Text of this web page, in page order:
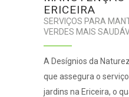
ERICEIRA
SERVIÇOS PARA
VERDES MAIS
A Desígnios da
que assegura o
jardins na Ericeira, o